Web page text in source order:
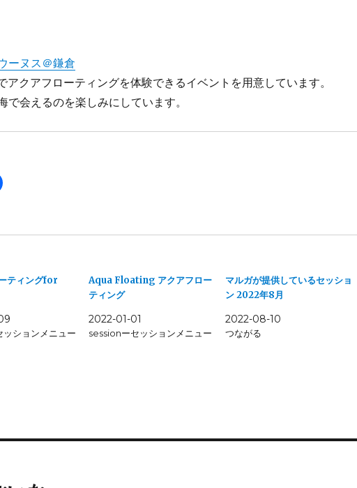
ーヌス＠鎌倉
アクアフローティングを体験できるイベントを用意しています。
で会えるのを楽しみにしています。
F
ティングfor
ションメニュー
Aqua Floating アクアフロー
ティング
2022-01-01
sessionーセッションメニュー
マルガが提供しているセッショ
ン 2022年8月
2022-08-10
つながる